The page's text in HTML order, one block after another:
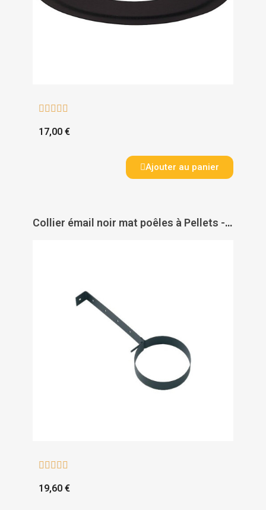
    
17,00 €
Ajouter au panier
Collier émail noir mat poêles à Pellets - TEN
    
19,60 €